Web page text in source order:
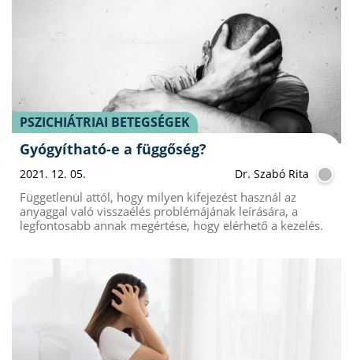
PSZICHIÁTRIAI BETEGSÉGEK
Gyógyítható-e a függőség?
2021. 12. 05. Dr. Szabó Rita
Függetlenül attól, hogy milyen kifejezést használ az
anyaggal való visszaélés problémájának leírására, a
legfontosabb annak megértése, hogy elérhető a kezelés.